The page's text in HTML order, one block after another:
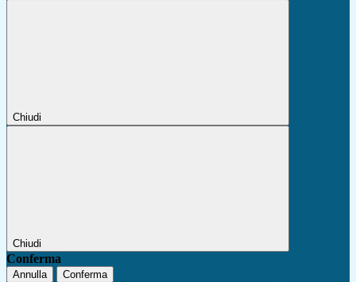
Chiudi
Chiudi
Conferma
Annulla Conferma